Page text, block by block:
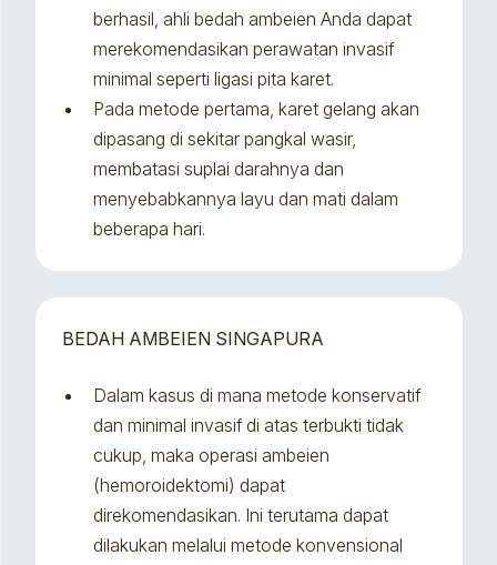
berhasil, ahli bedah ambeien Anda dapat
merekomendasikan perawatan invasif
minimal seperti ligasi pita karet.
Pada metode pertama, karet gelang akan
dipasang di sekitar pangkal wasir,
membatasi suplai darahnya dan
menyebabkannya layu dan mati dalam
beberapa hari.
BEDAH AMBEIEN SINGAPURA
Dalam kasus di mana metode konservatif
dan minimal invasif di atas terbukti tidak
cukup, maka operasi ambeien
(hemoroidektomi) dapat
direkomendasikan. Ini terutama dapat
dilakukan melalui metode konvensional